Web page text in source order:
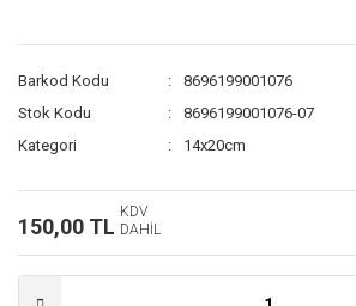
Barkod Kodu
8696199001076
Stok Kodu
8696199001076-07
Kategori
14x20cm
150,00 TL
KDV
DAHİL